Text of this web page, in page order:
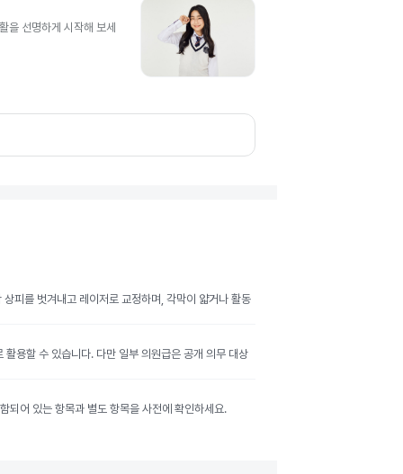
을 선명하게 시작해 보세
피를 벗겨내고 레이저로 교정하며, 각막이 얇거나 활동
용할 수 있습니다. 다만 일부 의원급은 공개 의무 대상
되어 있는 항목과 별도 항목을 사전에 확인하세요.